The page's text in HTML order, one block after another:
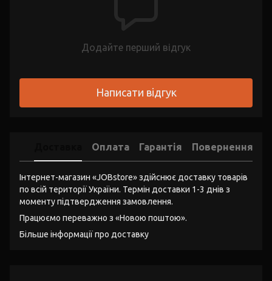
Додайте перший відгук
Написати відгук
Оплата Гарантія Повернення
Інтернет-магазин «JOBstore» здійснює доставку товарів
по всій території України. Термін доставки 1-3 днів з
моменту підтвердження замовлення.
Працюємо переважно з «Новою поштою».
Більше інформації про доставку